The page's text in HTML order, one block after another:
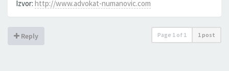
Izvor: http://www.advokat-numanovic.com
Reply Page 1 of 1 1 post